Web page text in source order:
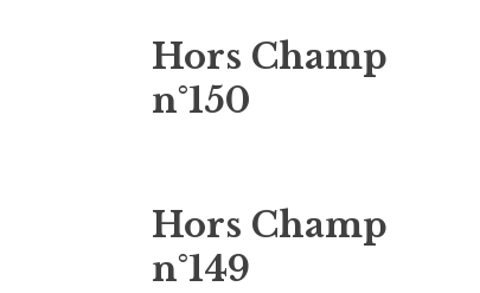
Hors Champ
n°150
Hors Champ
n°149